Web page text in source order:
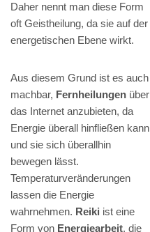
Daher nennt man diese Form
oft Geistheilung, da sie auf der
energetischen Ebene wirkt.
Aus diesem Grund ist es auch
machbar, Fernheilungen über
das Internet anzubieten, da
Energie überall hinfließen kann
und sie sich überallhin
bewegen lässt.
Temperaturveränderungen
lassen die Energie
wahrnehmen. Reiki ist eine
Form von Energiearbeit, die